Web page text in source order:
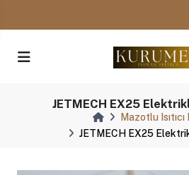
JETMECH EX25 Elektrikli
Mazotlu
JETMECH EX25